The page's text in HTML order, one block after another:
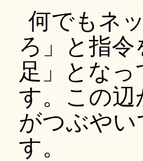
何でもネ
ろ」と指
足」とな
す。この
がつぶや
す。